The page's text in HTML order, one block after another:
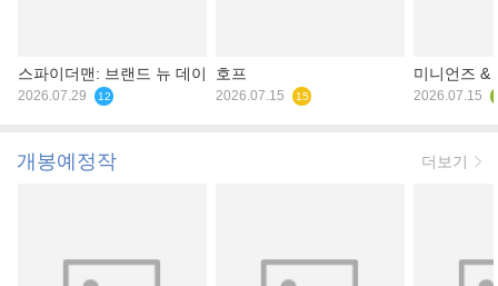
스파이더맨: 브랜드 뉴 데이
2026.07.29 12
호프
2026.07.15 15
미니언즈 &
2026.07.15
개봉예정작 더보기